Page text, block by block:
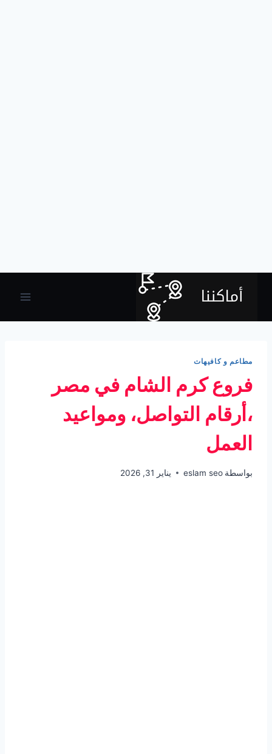
مطاعم و كافيهات
فروع كرم الشام في مصر
،أرقام التواصل، ومواعيد
العمل
بواسطة eslam seo يناير 31, 2026